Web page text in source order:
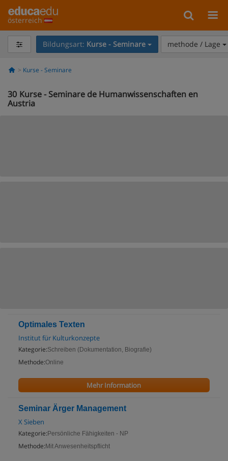
österreich
Bildungsart: Kurse - Seminare methode / Lage
Kurse - Seminare
30 Kurse - Seminare de Humanwissenschaften en
Austria
Optimales Texten
Institut für Kulturkonzepte
Kategorie:Schreiben (Dokumentation, Biografie)
Methode:Online
Mehr Information
Seminar Ärger Management
X Sieben
Kategorie: Persönliche Fähigkeiten - NP
Methode: Mit Anwesenheitspflicht